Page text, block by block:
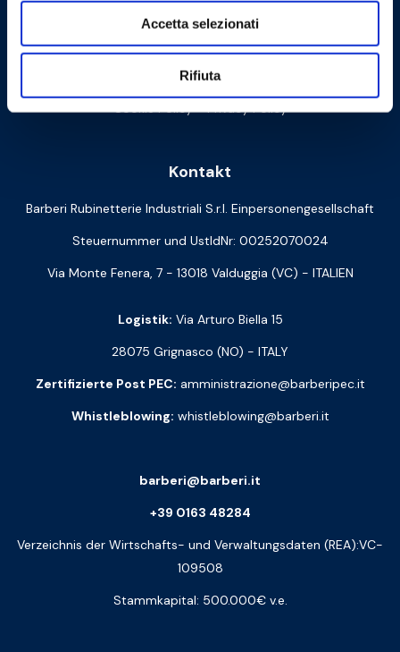
Accetta selezionati
Rifiuta
Cookie Policy Privacy Policy
Kontakt
Barberi Rubinetterie Industriali S.r.l. Einpersonengesellschaft
Steuernummer und UstIdNr: 00252070024
Via Monte Fenera, 7 - 13018 Valduggia (VC) - ITALIEN
Logistik: Via Arturo Biella 15
28075 Grignasco (NO) - ITALY
Zertifizierte Post PEC: amministrazione@barberipec.it
Whistleblowing: whistleblowing@barberi.it
barberi@barberi.it
+39 0163 48284
Verzeichnis der Wirtschafts- und Verwaltungsdaten (REA):VC-
109508
Stammkapital: 500.000€ v.e.